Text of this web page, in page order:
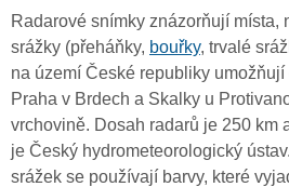
Radarové snímky znázorňují místa,
srážky (přeháňky, bouřky, trvalé
na území České republiky
Praha v Brdech a Skalky u
vrchovině. Dosah radarů je 250 km
je Český hydrometeorologický
srážek se používají barvy, které